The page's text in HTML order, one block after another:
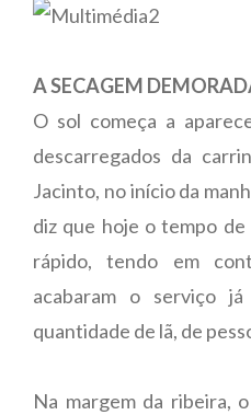
A SECAGEM
O sol começa a
descarregados da
Jacinto, no início da
diz que hoje o tempo de
rápido, tendo em
acabaram o serviço
quantidade de lã, de
Na margem da ribeira,